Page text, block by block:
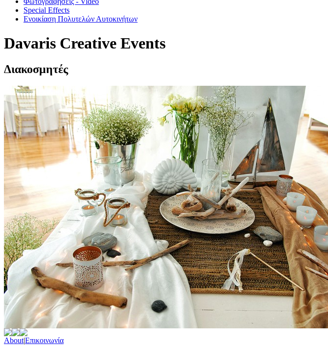
Special Εffects
Ενοικίαση Πολυτελών Αυτοκινήτων
Davaris Creative Events
Διακοσμητές
About|Επικοινωνία